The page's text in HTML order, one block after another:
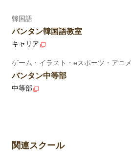
韓国語
バンタン韓国語教室
キャリア
ゲーム・イラスト・eスポーツ・アニメ
バンタン中等部
中等部
関連スクール